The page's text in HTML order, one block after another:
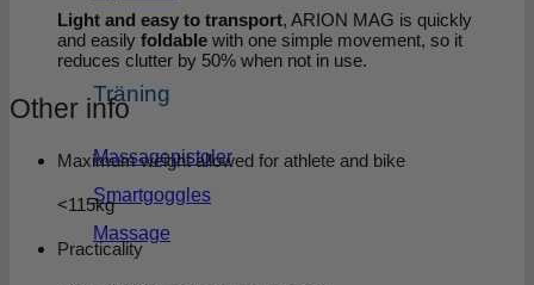
Träning
Massagepistoler
Smartgoggles
Massage
Light and easy to transport, ARION MAG is quickly
and easily foldable with one simple movement, so it
reduces clutter by 50% when not in use.
Other info
Maximum weight allowed for athlete and bike
<115kg
Practicality